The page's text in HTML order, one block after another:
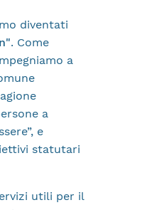
diventati
. Come
a
a
e
statutari
utili per il